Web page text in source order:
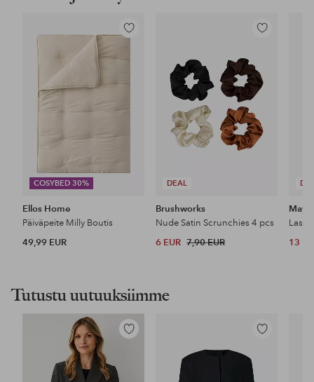
COSYBED 30%
Lisää
Ellos Home
Päiväpeite Milly Boutis
49,99 EUR
DEAL
Lisää
Brushworks
Nude Satin Scrunchies 4 pcs
6 EUR 7,90 EUR 13
Tutustu uutuuksiimme
Lisää
Lisää